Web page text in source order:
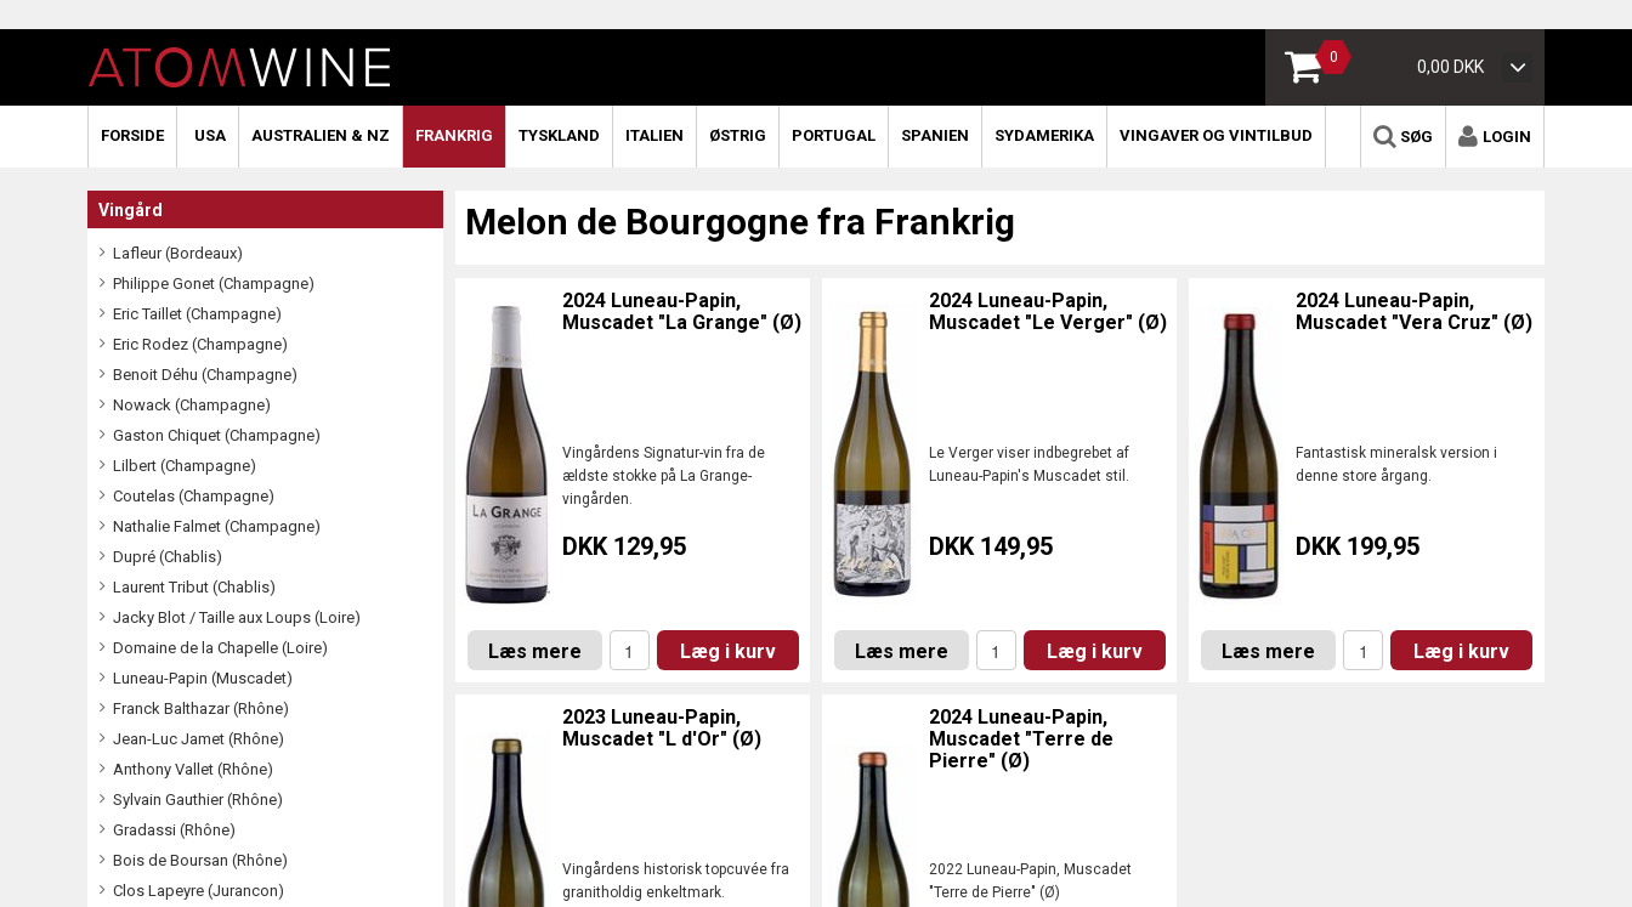
0 0,00 DKK
FORSIDE USA AUSTRALIEN & NZ FRANKRIG TYSKLAND ITALIEN ØSTRIG PORTUGAL SPANIEN SYDAMERIKA VINGAVER OG VINTILBUD LOGIN
SØG
Vingård
Lafleur (Bordeaux)
Philippe Gonet (Champagne)
Eric Taillet (Champagne)
Eric Rodez (Champagne)
Benoit Déhu (Champagne)
Nowack (Champagne)
Gaston Chiquet (Champagne)
Lilbert (Champagne)
Coutelas (Champagne)
Nathalie Falmet (Champagne)
Dupré (Chablis)
Laurent Tribut (Chablis)
Jacky Blot / Taille aux Loups (Loire)
Domaine de la Chapelle (Loire)
Luneau-Papin (Muscadet)
Franck Balthazar (Rhône)
Jean-Luc Jamet (Rhône)
Anthony Vallet (Rhône)
Sylvain Gauthier (Rhône)
Gradassi (Rhône)
Bois de Boursan (Rhône)
Clos Lapeyre (Jurancon)
Melon de Bourgogne fra Frankrig
2024 Luneau-Papin,
Muscadet "La Grange" (Ø)
Vingårdens Signatur-vin fra de
ældste stokke på La Grange-
vingården.
DKK 129,95
Læs mere Læg i kurv
2024 Luneau-Papin,
Muscadet "Le Verger" (Ø)
Le Verger viser indbegrebet af
Luneau-Papin's Muscadet stil.
DKK 149,95
Læs mere Læg i kurv
2024 Luneau-Papin,
Muscadet "Vera Cruz" (Ø)
Fantastisk mineralsk version i
denne store årgang.
DKK 199,95
Læs mere Læg i kurv
2023 Luneau-Papin,
Muscadet "L d'Or" (Ø)
Vingårdens historisk topcuvée fra
granitholdig enkeltmark.
2024 Luneau-Papin,
Muscadet "Terre de
Pierre" (Ø)
2022 Luneau-Papin, Muscadet
"Terre de Pierre" (Ø)